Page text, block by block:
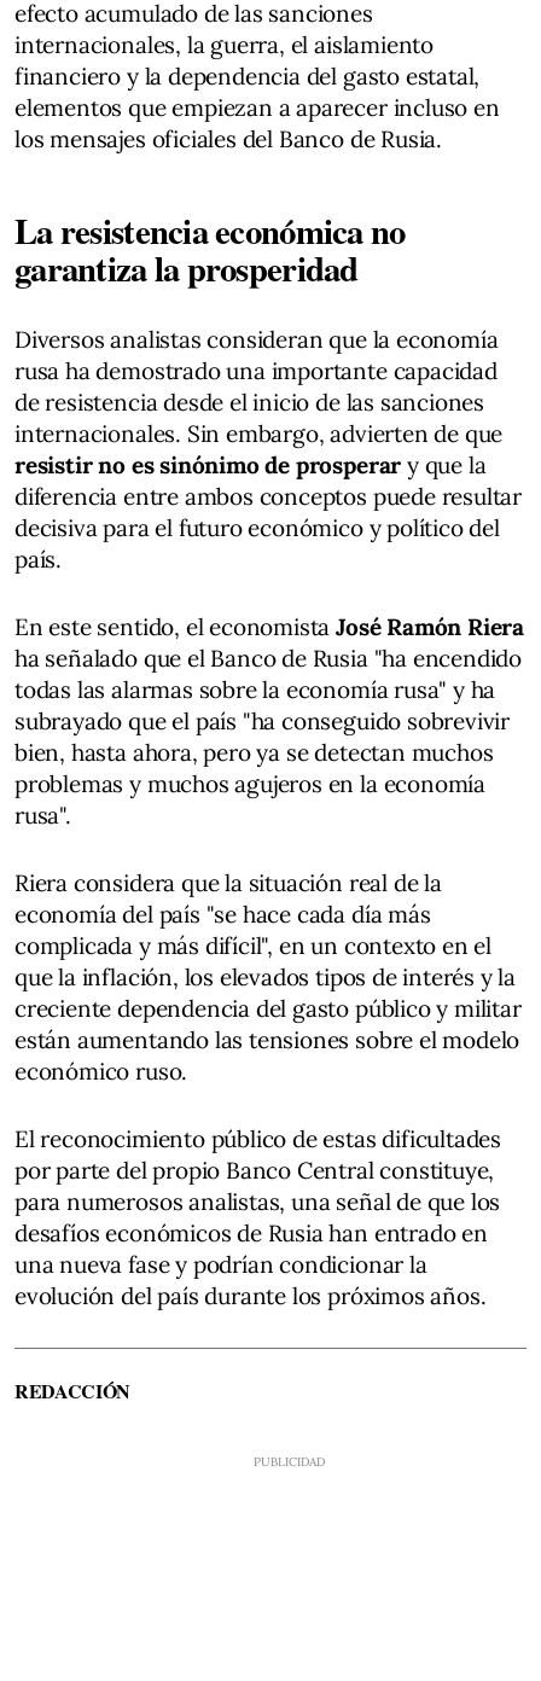
efecto acumulado de las sanciones
internacionales, la guerra, el aislamiento
financiero y la dependencia del gasto estatal,
elementos que empiezan a aparecer incluso en
los mensajes oficiales del Banco de Rusia.
La resistencia económica no
garantiza la prosperidad
Diversos analistas consideran que la economía
rusa ha demostrado una importante capacidad
de resistencia desde el inicio de las sanciones
internacionales. Sin embargo, advierten de que
resistir no es sinónimo de prosperar y que la
diferencia entre ambos conceptos puede resultar
decisiva para el futuro económico y político del
país.
En este sentido, el economistaJosé Ramón Riera
ha señalado que el Banco de Rusia "ha encendido
todas las alarmas sobre la economía rusa" y ha
subrayado que el país "ha conseguido sobrevivir
bien, hasta ahora, pero ya se detectan muchos
problemas y muchos agujeros en la economía
rusa".
Riera considera que la situación real de la
economía del país "se hace cada día más
complicada y más difícil", en un contexto en el
que la inflación, los elevados tipos de interés y la
creciente dependencia del gasto público y militar
están aumentando las tensiones sobre el modelo
económico ruso.
El reconocimiento público de estas dificultades
por parte del propio Banco Central constituye,
para numerosos analistas, una señal de que los
desafíos económicos de Rusia han entrado en
una nueva fase y podrían condicionar la
evolución del país durante los próximos años.
REDACCIÓN